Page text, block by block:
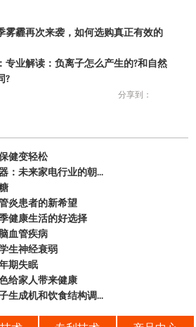
雾霾再次来袭，如何选购真正有效的
专业解读：负离子怎么产生的?和自然
?
分享到：
健变轻松
：未来家电行业的朝...
炎患者的新希望
健康生活的好选择
血管疾病
生神经衰弱
期失眠
给家人带来健康
生成机和饮食结构调...